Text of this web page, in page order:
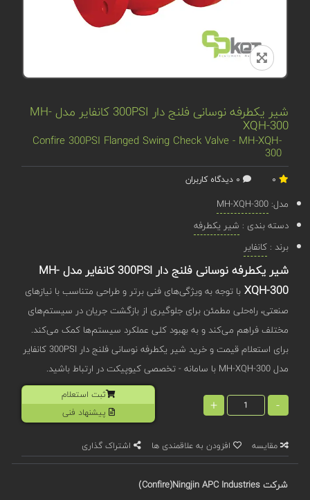
شیر یکطرفه نوسانی فلنج دار 300PSI کانفایر مدل MH-
XQH-300
Confire 300PSI Flanged Swing Check Valve - MH-XQH-
300
مدل:MH-XQH-300
دسته بندی : شیر یکطرفه
برند :کانفایر
شیر یکطرفه نوسانی فلنج دار 300PSI کانفایر مدل MH-
XQH-300 با توجه به ویژگی‌های فنی برتر و طراحی متناسب با نیازهای
صنعتی، راه‌حلی مطمئن برای جلوگیری از بازگشت جریان در سیستم‌های
مختلف فراهم می‌کند و به بهبود کلی عملکرد سیستم‌ها کمک می‌کند.
برای استعلام قیمت و خرید شیر یکطرفه نوسانی فلنج دار 300PSI کانفایر
مدل MH-XQH-300 با سامانه - تخصصی کیوپیکت در ارتباط باشید.
-
+
ثبت استعلام
پیشنهاد فنی
مقایسه افزودن به علاقمندی ها اشتراک گذاری
شرکتConfire)Ningjin APC Industries)